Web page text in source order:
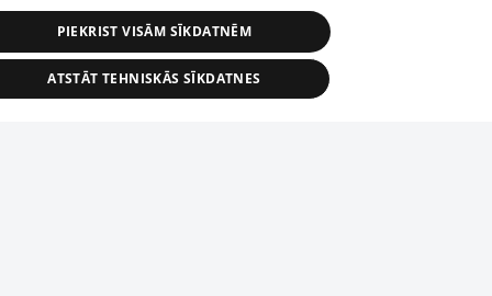
PIEKRIST VISĀM SĪKDATNĒM
ATSTĀT TEHNISKĀS SĪKDATNES